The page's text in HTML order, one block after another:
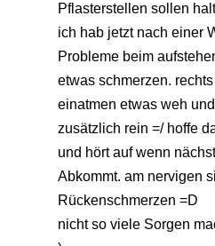
Pflasterstellen sollen
ich hab jetzt nach einer
Probleme beim
etwas schmerzen.
einatmen etwas weh
zusätzlich rein =/ hoffe
und hört auf wenn
Abkommt. am nervigen
Rückenschmerzen =D
nicht so viele Sorgen